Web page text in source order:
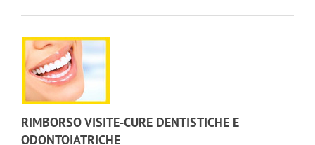
RIMBORSO VISITE-CURE DENTISTICHE E
ODONTOIATRICHE